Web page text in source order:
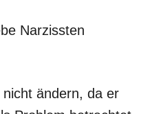
Narzissten
ändern, da er